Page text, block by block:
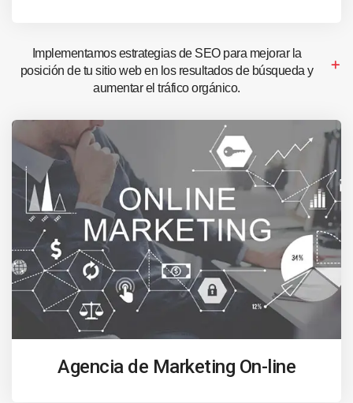
Implementamos estrategias de SEO para mejorar la
posición de tu sitio web en los resultados de búsqueda y
aumentar el tráfico orgánico.
Agencia de Marketing On-line